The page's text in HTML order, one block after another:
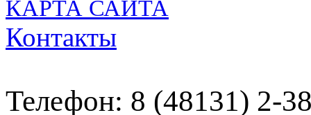
КАРТА САЙТА
Контакты
Телефон: 8 (48131) 2-